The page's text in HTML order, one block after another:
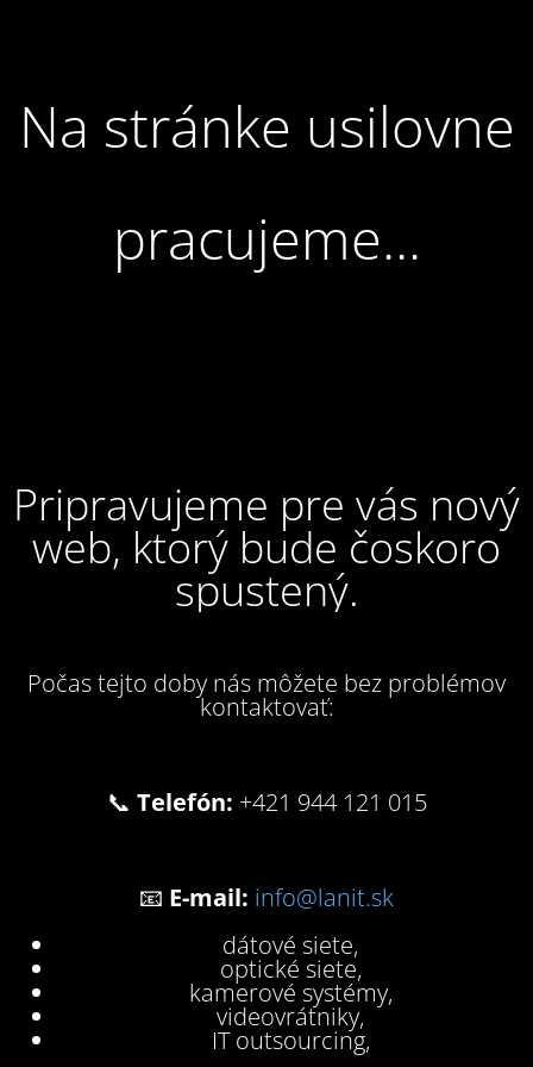
Na stránke usilovne
pracujeme...
Pripravujeme pre vás nový
web, ktorý bude čoskoro
spustený.
Počas tejto doby nás môžete bez problémov
kontaktovať:
📞 Telefón: +421 944 121 015
📧 E-mail: info@lanit.sk
dátové siete,
optické siete,
kamerové systémy,
videovrátniky,
IT outsourcing,